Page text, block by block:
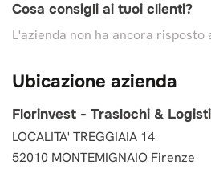
Cosa consigli ai tuoi clienti?
L'azienda non ha ancora risposto
Ubicazione azienda
Florinvest - Traslochi &
LOCALITA' TREGGIAIA 14
52010 MONTEMIGNAIO Firenze